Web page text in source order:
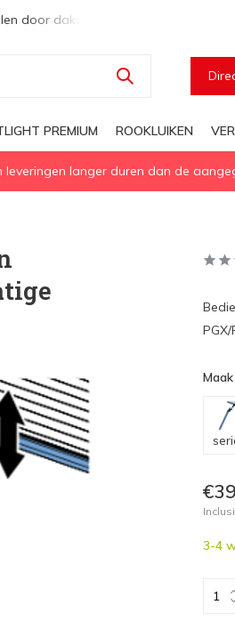
door dakwerkers, aannemers en
PREMIUM ROOKLUIKEN
langer duren dan de
PGX/
3-4